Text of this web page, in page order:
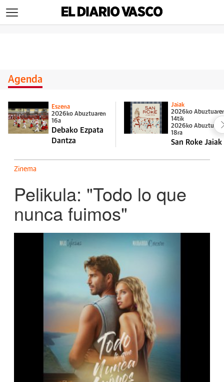
Agenda
Eszena
2026ko Abuztuaren
16a
Debako Ezpata
Dantza
Jaiak
2026ko
14tik
2026ko
18ra
San Roke Jaiak
Zinema
Pelikula: "Todo lo que
nunca fuimos"